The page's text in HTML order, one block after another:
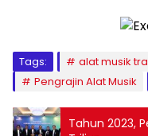
Tags: alat musik
Pengrajin Alat Musik
Tahun 2023,